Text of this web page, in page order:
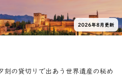
2026年8月更新
刻の貸切りで出あう世界遺産の秘め